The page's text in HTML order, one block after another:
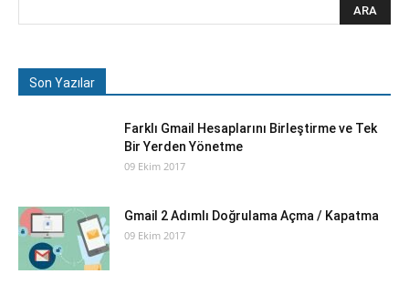
Son Yazılar
Farklı Gmail Hesaplarını Birleştirme ve Tek
Bir Yerden Yönetme
09 Ekim 2017
Gmail 2 Adımlı Doğrulama Açma / Kapatma
09 Ekim 2017